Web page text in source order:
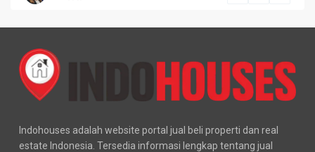
Indohouses adalah website portal jual beli properti dan real
estate Indonesia. Tersedia informasi lengkap tentang jual